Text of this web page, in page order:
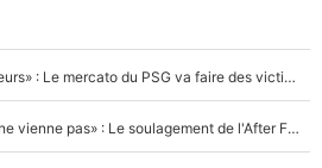
«Ça peut attirer des bons joueurs» : Le mercato du PSG va faire des victimes dans l'effectif de Luis Enrique ?
«C’est une bonne chose qu’il ne vienne pas» : Le soulagement de l'After Foot après le transfert avorté de Yan Diomandé au PSG